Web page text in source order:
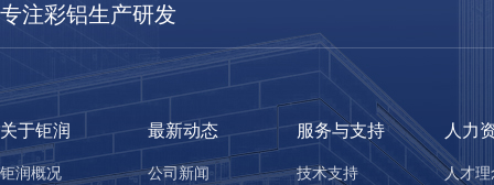
专注彩铝生产研发
关于钜润
钜润概况
最新动态
公司新闻
服务与支持
技术支持
人力
人才理